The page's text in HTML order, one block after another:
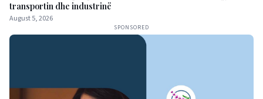
transportin dhe industrinë
August 5, 2026
SPONSORED